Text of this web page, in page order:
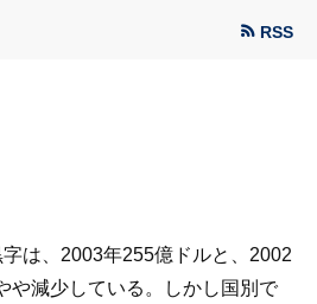
RSS
は、2003年255億ドルと、2002
や減少している。しかし国別で